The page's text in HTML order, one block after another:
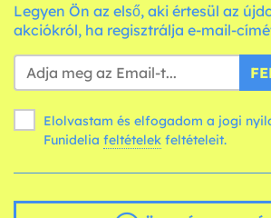
Legyen Ön az első, aki értesül az
akciókról, ha regisztrálja e-mail-
Elolvastam és elfogadom a jogi
Funidelia feltételek feltételeit.